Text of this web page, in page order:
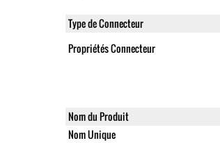
Type de Connecteur
Propriétés Connecteur
Nom du Produit
Nom Unique